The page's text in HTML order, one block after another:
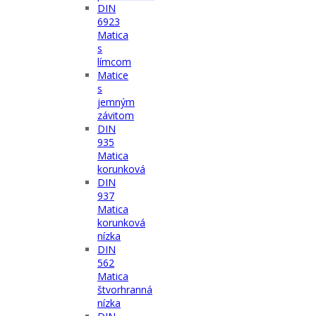
DIN
6923
Matica
s
límcom
Matice
s
jemným
závitom
DIN
935
Matica
korunková
DIN
937
Matica
korunková
nízka
DIN
562
Matica
štvorhranná
nízka